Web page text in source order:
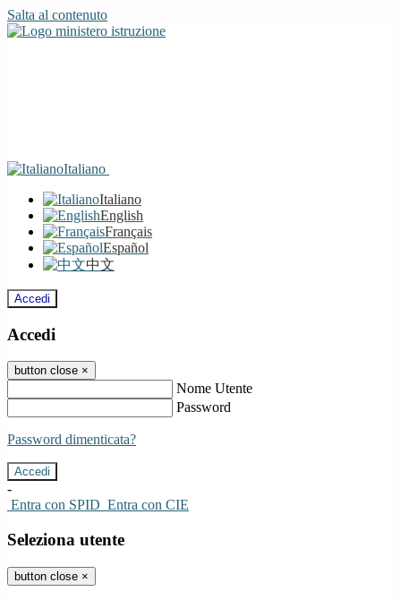
Salta al contenuto
Italiano
Italiano
English
Français
Español
中文
Accedi
Accedi
button close ×
Nome Utente
Password
Password dimenticata?
-
Entra con SPID Entra con CIE
Seleziona utente
button close ×